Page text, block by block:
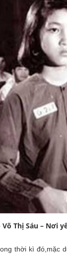
Võ Thị Sáu – Nơi
thời kì đó,mặc